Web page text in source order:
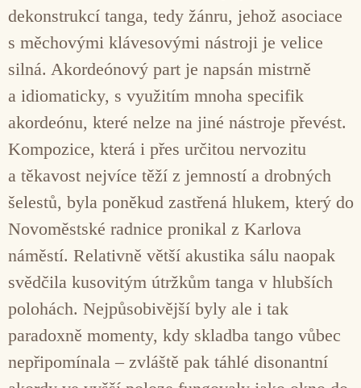
dekonstrukcí tanga, tedy žánru, jehož asociace
s měchovými klávesovými nástroji je velice
silná. Akordeónový part je napsán mistrně
a idiomaticky, s využitím mnoha specifik
akordeónu, které nelze na jiné nástroje převést.
Kompozice, která i přes určitou nervozitu
a těkavost nejvíce těží z jemností a drobných
šelestů, byla poněkud zastřená hlukem, který do
Novoměstské radnice pronikal z Karlova
náměstí. Relativně větší akustika sálu naopak
svědčila kusovitým útržkům tanga v hlubších
polohách. Nejpůsobivější byly ale i tak
paradoxně momenty, kdy skladba tango vůbec
nepřipomínala – zvláště pak táhlé disonantní